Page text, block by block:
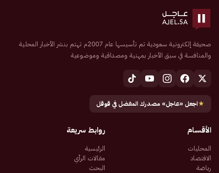
صحيفة إلكترونية سعودية تم تأسيسها عام 2007م تهتم بنشر الأخبار المحلية
والمنافسة في سبق الأخبار بمهنية ومصداقية وموضوعية
★اجعل «عاجل» مصدرك المفضل في قوقل
الأقسام
المحليات
الاقتصاد
رياضة
روابط سريعة
الرئيسية
مقالات الرأي
البحث